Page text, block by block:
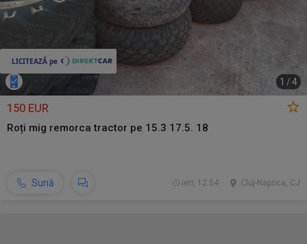
1 /4
150 EUR
Roți mig remorca tractor pe 15.3 17.5. 18
Sună Cluj-Napoca, CJ
ieri, 12:54